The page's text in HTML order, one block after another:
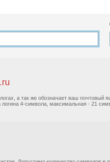
а так же обозначает ваш почтовый
4-символа, максимальная - 21